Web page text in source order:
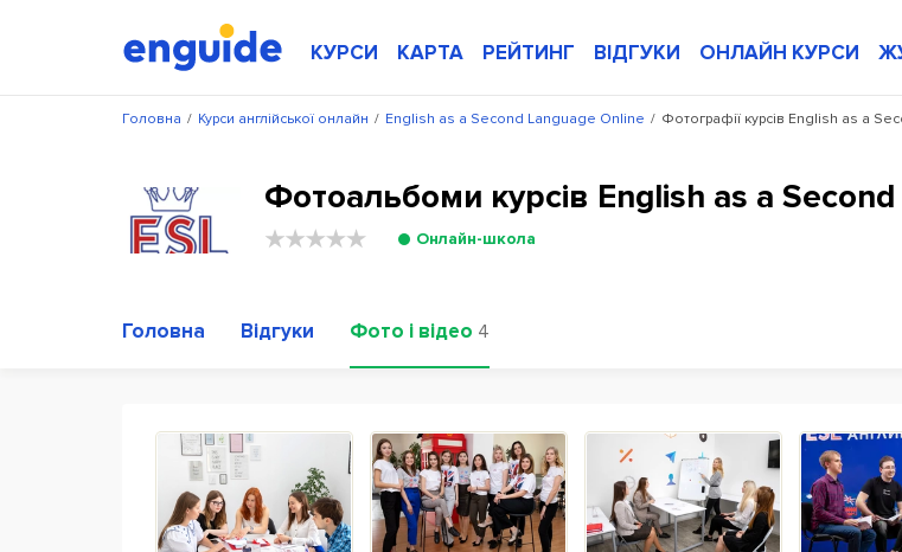
КУРСИ КАРТА РЕЙТИНГ ВІДГУКИ ОНЛАЙН КУРСИ
/
Головна /
Курси англійської онлайн /
English as a Second Language Online Фотографії курсів English as a
Фотоальбоми курсів English as a
Онлайн-школа
Головна Відгуки Фото і відео 4